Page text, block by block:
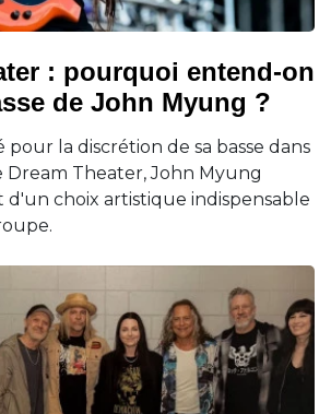
: pourquoi entend-on
de John Myung ?
la discrétion de sa basse dans
Dream Theater, John Myung
d'un choix artistique indispensable